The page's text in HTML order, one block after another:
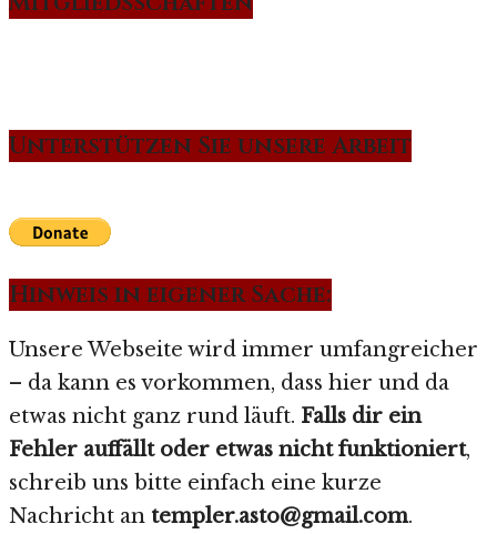
Unterstützen Sie unsere Arbeit
Hinweis in eigener Sache:
Unsere Webseite wird immer umfangreicher
– da kann es vorkommen, dass hier und da
etwas nicht ganz rund läuft. Falls dir ein
Fehler auffällt oder etwas nicht funktioniert,
schreib uns bitte einfach eine kurze
Nachricht an templer.asto@gmail.com.